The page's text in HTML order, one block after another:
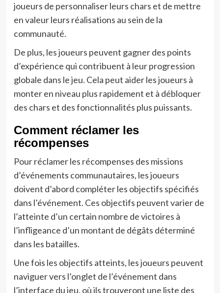
joueurs de personnaliser leurs chars et de mettre
en valeur leurs réalisations au sein de la
communauté.
De plus, les joueurs peuvent gagner des points
d’expérience qui contribuent à leur progression
globale dans le jeu. Cela peut aider les joueurs à
monter en niveau plus rapidement et à débloquer
des chars et des fonctionnalités plus puissants.
Comment réclamer les
récompenses
Pour réclamer les récompenses des missions
d’événements communautaires, les joueurs
doivent d’abord compléter les objectifs spécifiés
dans l’événement. Ces objectifs peuvent varier de
l’atteinte d’un certain nombre de victoires à
l’infligeance d’un montant de dégâts déterminé
dans les batailles.
Une fois les objectifs atteints, les joueurs peuvent
naviguer vers l’onglet de l’événement dans
l’interface du jeu, où ils trouveront une liste des